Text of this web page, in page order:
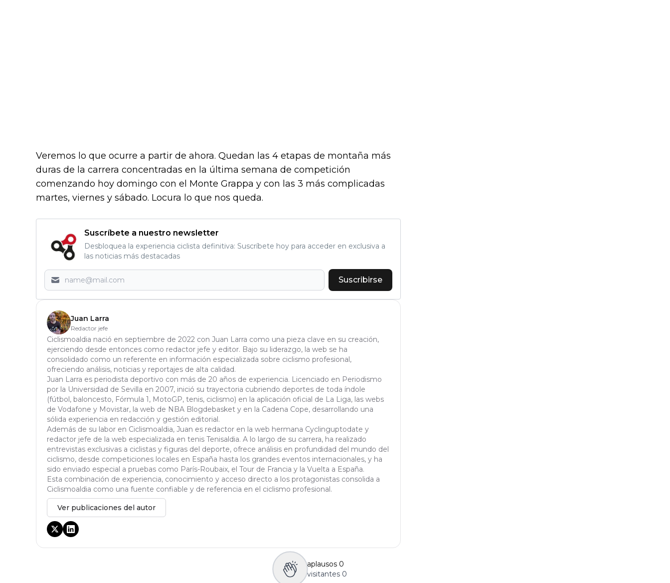
Veremos lo que ocurre a partir de ahora. Quedan las 4 etapas de montaña más
duras de la carrera concentradas en la última semana de competición
comenzando hoy domingo con el Monte Grappa y con las 3 más complicadas
martes, viernes y sábado. Locura lo que nos queda.
Suscríbete a nuestro newsletter
Desbloquea la experiencia ciclista definitiva: Suscríbete hoy para acceder en exclusiva a
las noticias más destacadas
Suscribirse
Juan Larra
Redactor jefe
Ciclismoaldia nació en septiembre de 2022 con Juan Larra como una pieza clave en su creación,
ejerciendo desde entonces como redactor jefe y editor. Bajo su liderazgo, la web se ha
consolidado como un referente en información especializada sobre ciclismo profesional,
ofreciendo análisis, noticias y reportajes de alta calidad.
Juan Larra es periodista deportivo con más de 20 años de experiencia. Licenciado en Periodismo
por la Universidad de Sevilla en 2007, inició su trayectoria cubriendo deportes de toda índole
(fútbol, baloncesto, Fórmula 1, MotoGP, tenis, ciclismo) en la aplicación oficial de La Liga, las webs
de Vodafone y Movistar, la web de NBA Blogdebasket y en la Cadena Cope, desarrollando una
sólida experiencia en redacción y gestión editorial.
Además de su labor en Ciclismoaldia, Juan es redactor en la web hermana Cyclinguptodate y
redactor jefe de la web especializada en tenis Tenisaldia. A lo largo de su carrera, ha realizado
entrevistas exclusivas a ciclistas y figuras del deporte, ofrece análisis en profundidad del mundo del
ciclismo, desde competiciones locales en España hasta los grandes eventos internacionales, y ha
sido enviado especial a pruebas como París-Roubaix, el Tour de Francia y la Vuelta a España.
Esta combinación de experiencia, conocimiento y acceso directo a los protagonistas consolida a
Ciclismoaldia como una fuente confiable y de referencia en el ciclismo profesional.
Ver publicaciones del autor
aplausos 0
visitantes 0